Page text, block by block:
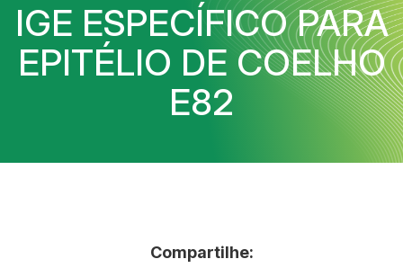
IGE ESPECÍFICO PARA
EPITÉLIO DE COELHO
E82
Compartilhe: